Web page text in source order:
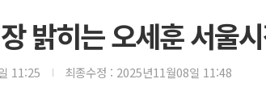
[종합] 美
[사진] 이
뉴욕증시
보훈부,
밝히는 오세훈 서울
11:25 최종수정 : 2025년11월08일 11:48